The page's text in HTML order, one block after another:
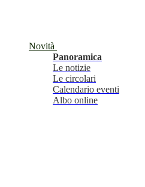
Novità
Panoramica
Le notizie
Le circolari
Calendario eventi
Albo online